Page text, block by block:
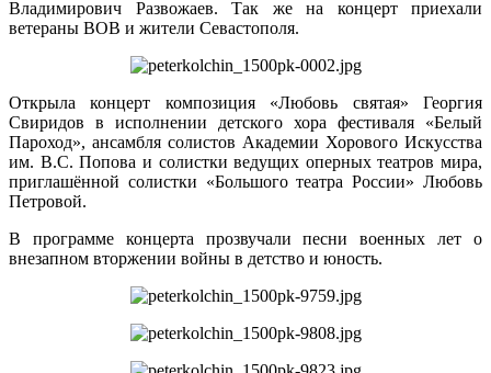
Владимирович Развожаев. Так же на концерт приехали
ветераны ВОВ и жители Севастополя.
Открыла концерт композиция «Любовь святая» Георгия
Свиридов в исполнении детского хора фестиваля «Белый
Пароход», ансамбля солистов Академии Хорового Искусства
им. В.С. Попова и солистки ведущих оперных театров мира,
приглашённой солистки «Большого театра России» Любовь
Петровой.
В программе концерта прозвучали песни военных лет о
внезапном вторжении войны в детство и юность.